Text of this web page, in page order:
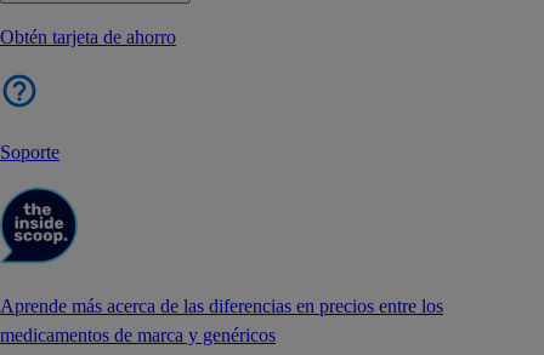
Obtén tarjeta de ahorro
Soporte
Aprende más acerca de las diferencias en precios entre los
medicamentos de marca y genéricos